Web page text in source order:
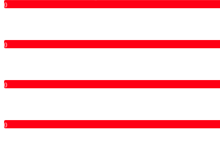
0
0
0
0